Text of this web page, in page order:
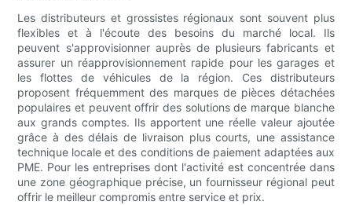
Les distributeurs et grossistes régionaux sont souvent plus
flexibles et à l'écoute des besoins du marché local. Ils
peuvent s'approvisionner auprès de plusieurs fabricants et
assurer un réapprovisionnement rapide pour les garages et
les flottes de véhicules de la région. Ces distributeurs
proposent fréquemment des marques de pièces détachées
populaires et peuvent offrir des solutions de marque blanche
aux grands comptes. Ils apportent une réelle valeur ajoutée
grâce à des délais de livraison plus courts, une assistance
technique locale et des conditions de paiement adaptées aux
PME. Pour les entreprises dont l'activité est concentrée dans
une zone géographique précise, un fournisseur régional peut
offrir le meilleur compromis entre service et prix.